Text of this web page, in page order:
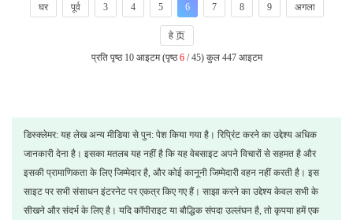
घर पूर्व 3 4 5 6 7 8 9 अगला
हे 页
प्रति पृष्ठ 10 आइटम (पृष्ठ6/ 45) कुल 447 आइटम
डिस्क्लेमर: यह लेख अन्य मीडिया से पुन: पेश किया गया है। रिप्रिंट करने का उद्देश्य अधिक
जानकारी देना है। इसका मतलब यह नहीं है कि यह वेबसाइट अपने विचारों से सहमत है और
इसकी प्रामाणिकता के लिए जिम्मेदार है, और कोई कानूनी जिम्मेदारी वहन नहीं करती है। इस
साइट पर सभी संसाधन इंटरनेट पर एकत्र किए गए हैं। साझा करने का उद्देश्य केवल सभी के
सीखने और संदर्भ के लिए है। यदि कॉपीराइट या बौद्धिक संपदा उल्लंघन है, तो कृपया हमें एक